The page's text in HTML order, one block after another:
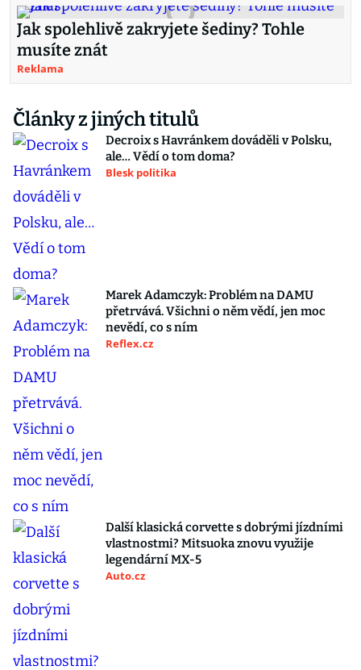
Jak spolehlivě zakryjete šediny? Tohle
musíte znát
Reklama
Články z jiných titulů
Decroix s Havránkem dováděli v Polsku,
ale… Vědí o tom doma?
Blesk politika
Marek Adamczyk: Problém na DAMU
přetrvává. Všichni o něm vědí, jen moc
nevědí, co s ním
Reflex.cz
Další klasická corvette s dobrými jízdními
vlastnostmi? Mitsuoka znovu využije
legendární MX-5
Auto.cz